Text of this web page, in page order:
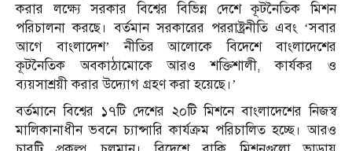
করার লক্ষ্যে সরকার বিশ্বের বিভিন্ন দেশে কূটনৈতিক মিশন
পরিচালনা করছে। বর্তমান সরকারের পররাষ্ট্রনীতি এবং ‘সবার
আগে বাংলাদেশ’ নীতির আলোকে বিদেশে বাংলাদেশের
কূটনৈতিক অবকাঠামোকে আরও শক্তিশালী, কার্যকর ও
ব্যয়সাশ্রয়ী করার উদ্যোগ গ্রহণ করা হয়েছে।’
বর্তমানে বিশ্বের ১৭টি দেশের ২০টি মিশনে বাংলাদেশের নিজস্ব
মালিকানাধীন ভবনে চ্যান্সারি কার্যক্রম পরিচালিত হচ্ছে। আরও